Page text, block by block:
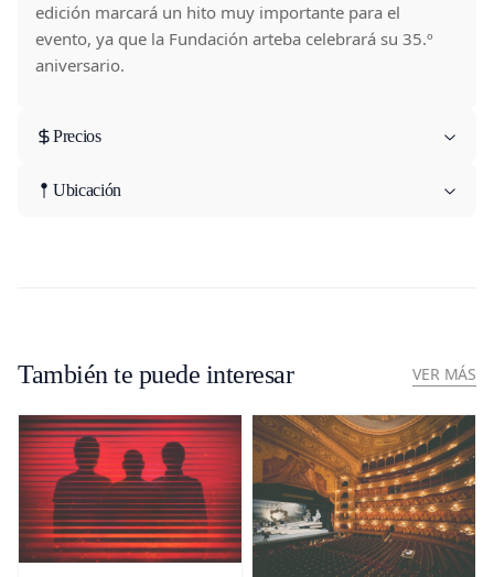
edición marcará un hito muy importante para el
evento, ya que la Fundación arteba celebrará su 35.º
aniversario.
Precios
Ubicación
También te puede interesar VER MÁS